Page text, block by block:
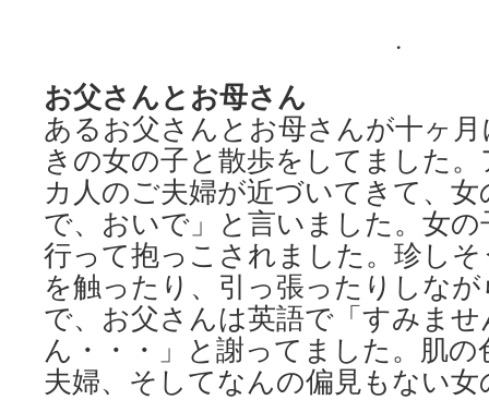
.
お父さんとお母さん
あるお父さんとお母さんが十ヶ
きの女の子と散歩をしてました
カ人のご夫婦が近づいてきて、
で、おいで」と言いました。女
行って抱っこされました。珍し
を触ったり、引っ張ったりしな
で、お父さんは英語で「すみま
ん・・・」と謝ってました。肌
夫婦、そしてなんの偏見もない女